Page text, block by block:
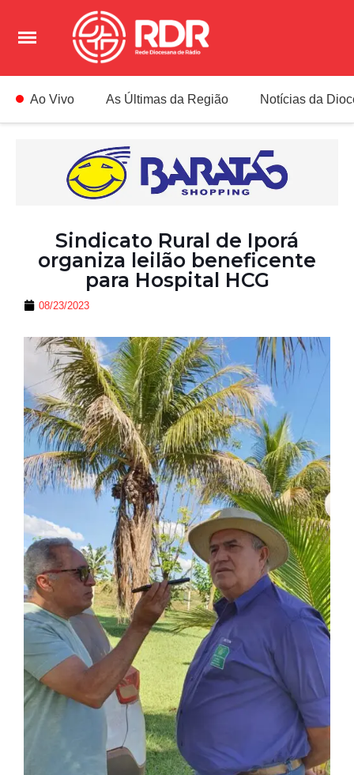
Ao Vivo As Últimas da Região Notícias da
Sindicato Rural de Iporá
organiza leilão beneficente
para Hospital HCG
08/23/2023